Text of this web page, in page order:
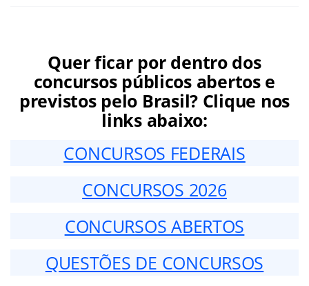
Quer ficar por dentro dos
concursos públicos abertos e
previstos pelo Brasil? Clique nos
links abaixo:
CONCURSOS FEDERAIS
CONCURSOS 2026
CONCURSOS ABERTOS
QUESTÕES DE CONCURSOS